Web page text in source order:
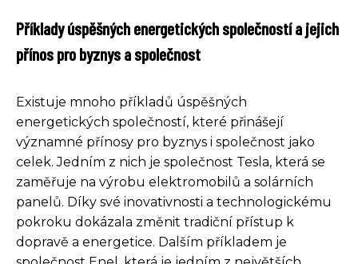
Příklady úspěšných energetických společností a jejich
přínos pro byznys a společnost
Existuje mnoho příkladů úspěšných
energetických společností, které přinášejí
významné přínosy pro byznys i společnost jako
celek. Jedním z nich je společnost Tesla, která se
zaměřuje na výrobu elektromobilů a solárních
panelů. Díky své inovativnosti a technologickému
pokroku dokázala změnit tradiční přístup k
dopravě a energetice. Dalším příkladem je